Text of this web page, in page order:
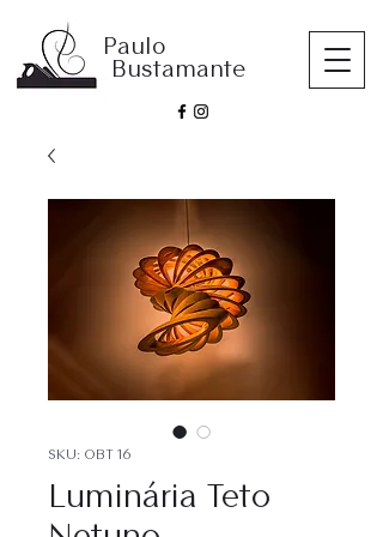
Paulo
Bustamante
SKU: OBT 16
Luminária Teto